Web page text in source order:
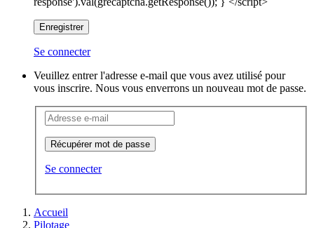
Enregistrer
Se connecter
Veuillez entrer l'adresse e-mail que vous avez utilisé pour
vous inscrire. Nous vous enverrons un nouveau mot de passe.
Récupérer mot de passe
Se connecter
Accueil
Pilotage